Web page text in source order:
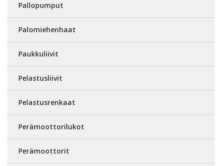
Pallopumput
Palomiehenhaat
Paukkuliivit
Pelastusliivit
Pelastusrenkaat
Perämoottorilukot
Perämoottorit